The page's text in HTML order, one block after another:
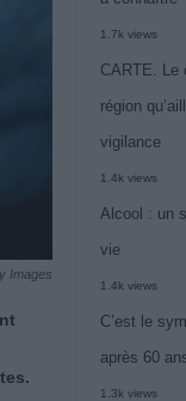
Images
1.7k views
CARTE. Le
région
vigilance
1.4k views
Alcool : un
vie
1.4k views
C’est le
après 60
1.3k views